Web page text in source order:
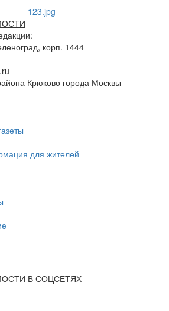
корп. 1444
Крюково города Москвы
для жителей
В СОЦСЕТЯХ